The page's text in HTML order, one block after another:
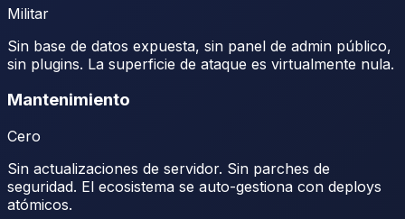
Militar
Sin base de datos expuesta, sin panel de admin público,
sin plugins. La superficie de ataque es virtualmente nula.
Mantenimiento
Cero
Sin actualizaciones de servidor. Sin parches de
seguridad. El ecosistema se auto-gestiona con deploys
atómicos.